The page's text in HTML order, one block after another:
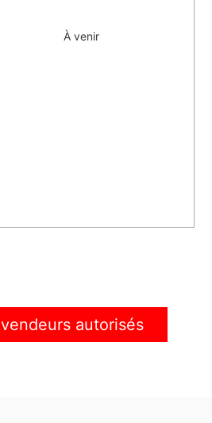
À venir
autorisés